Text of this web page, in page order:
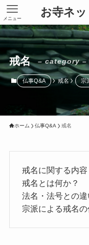
お寺ネ
メニュー
戒名 – category –
仏事Q&A 戒名 宗
ホーム 仏事Q&A 戒名
戒名に関する内容
戒名とは何か？
法名・法号との違
宗派による戒名